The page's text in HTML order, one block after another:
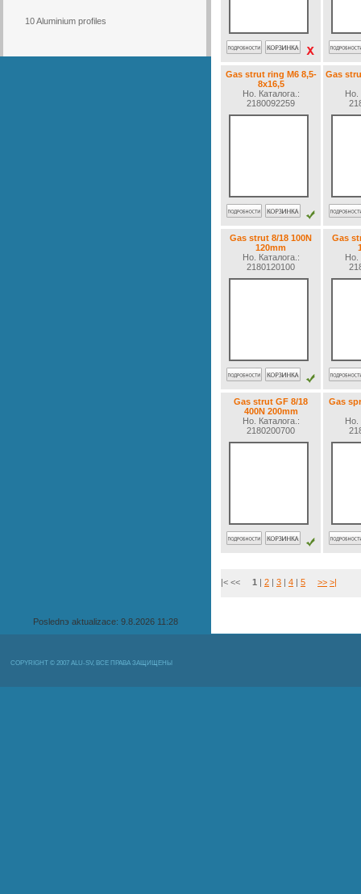
Poslednэ aktualizace: 9.8.2026 11:28
10 Aluminium profiles
Gas strut ring M6 8,5-
8x16,5
Но. Каталогa.:
2180092259
Gas
Но.
Gas strut 8/18 100N
120mm
Но. Каталогa.:
2180120100
Gas
Но.
Gas strut GF 8/18
400N 200mm
Но. Каталогa.:
2180200700
Gas
Но.
|< << 1 | 2 | 3 | 4 | 5 >> >|
COPYRIGHT © 2007 ALU-SV, ВСЕ ПРАВА ЗАЩИЩЕНЫ